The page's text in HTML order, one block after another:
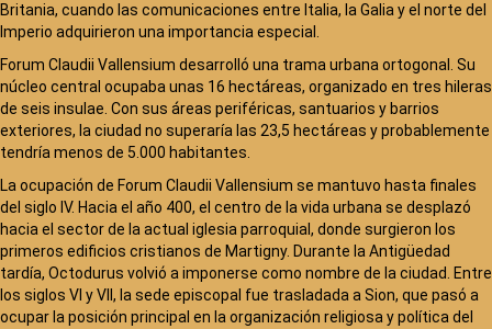
Britania, cuando las comunicaciones entre Italia, la Galia y el norte del
Imperio adquirieron una importancia especial.
Forum Claudii Vallensium desarrolló una trama urbana ortogonal. Su
núcleo central ocupaba unas 16 hectáreas, organizado en tres hileras
de seis insulae. Con sus áreas periféricas, santuarios y barrios
exteriores, la ciudad no superaría las 23,5 hectáreas y probablemente
tendría menos de 5.000 habitantes.
La ocupación de Forum Claudii Vallensium se mantuvo hasta finales
del siglo IV. Hacia el año 400, el centro de la vida urbana se desplazó
hacia el sector de la actual iglesia parroquial, donde surgieron los
primeros edificios cristianos de Martigny. Durante la Antigüedad
tardía, Octodurus volvió a imponerse como nombre de la ciudad. Entre
los siglos VI y VII, la sede episcopal fue trasladada a Sion, que pasó a
ocupar la posición principal en la organización religiosa y política del